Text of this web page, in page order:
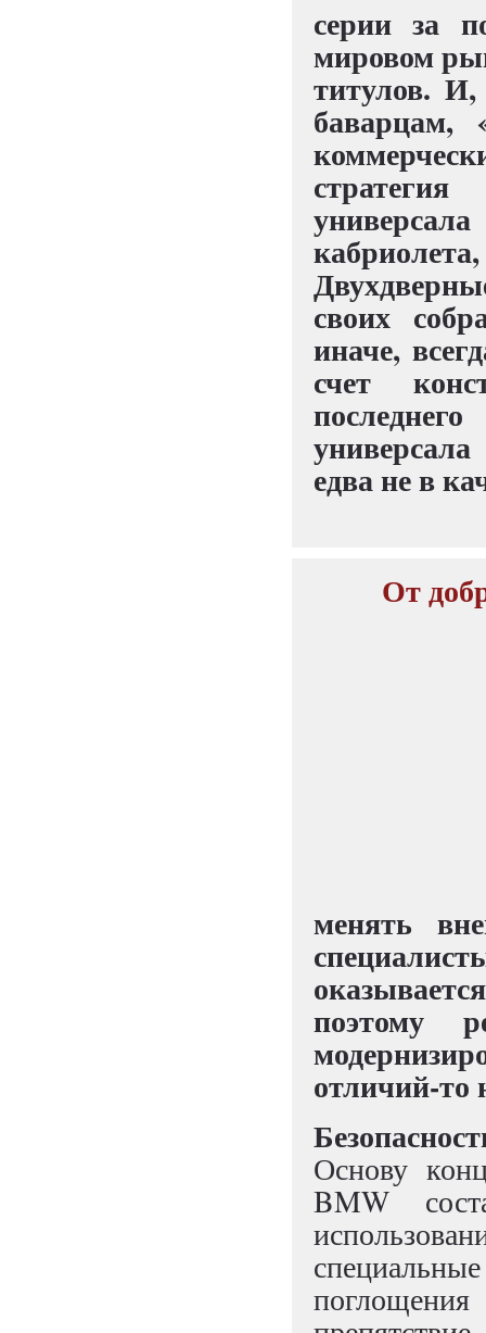
серии за
мировом
титулов.
баварцам,
своих
иначе,
счет
едва не в
От
менять
поэтому
отличий-то
Основу
BMW